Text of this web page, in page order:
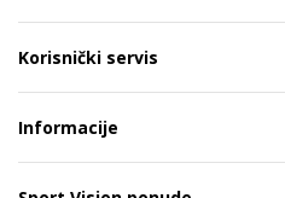
Korisnički servis
Informacije